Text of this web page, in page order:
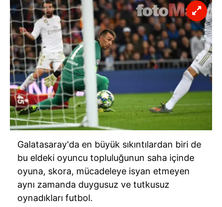
Galatasaray'da en büyük sıkıntılardan biri de
bu eldeki oyuncu topluluğunun saha içinde
oyuna, skora, mücadeleye isyan etmeyen
aynı zamanda duygusuz ve tutkusuz
oynadıkları futbol.